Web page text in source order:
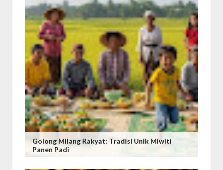
Golong Milang Rakyat: Tradisi Unik Miwiti
Panen Padi